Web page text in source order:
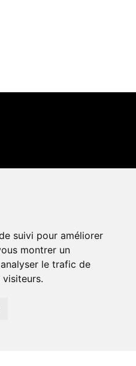
suivi pour améliorer
montrer un
le trafic de